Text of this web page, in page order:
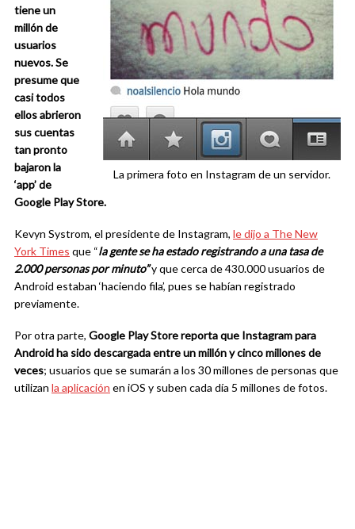
La primera foto en Instagram de un servidor.
tiene un
millón de
usuarios
nuevos. Se
presume que
casi todos
ellos abrieron
sus cuentas
tan pronto
bajaron la
‘app’ de
Google Play Store.
Kevyn Systrom, el presidente de Instagram, le dijo a The New
York Times que “la gente se ha estado registrando a una tasa de
2.000 personas por minuto”y que cerca de 430.000 usuarios de
Android estaban ‘haciendo fila’, pues se habían registrado
previamente.
Por otra parte, Google Play Store reporta que Instagram para
Android ha sido descargada entre un millón y cinco millones de
veces; usuarios que se sumarán a los 30 millones de personas que
utilizan la aplicación en iOS y suben cada día 5 millones de fotos.